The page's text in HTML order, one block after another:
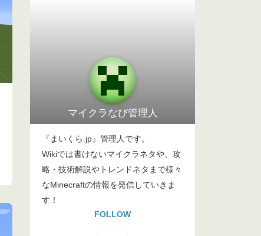
マイクラなび管理人
『まいくら.jp』管理人です。
Wikiでは書けないマイクラネタや、攻
略・技術解説やトレンドネタまで様々
なMinecraftの情報を発信していきま
す！
FOLLOW